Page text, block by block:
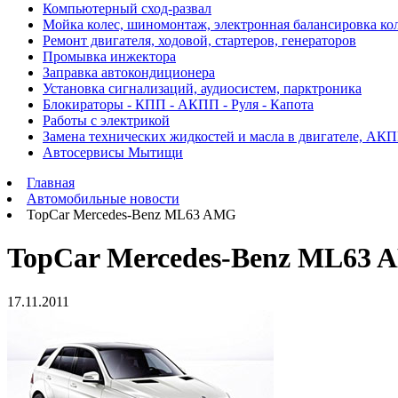
Компьютерный сход-развал
Мойка колес, шиномонтаж, электронная балансировка
Ремонт двигателя, ходовой, стартеров, генераторов
Промывка инжектора
Заправка автокондиционера
Установка сигнализаций, аудиосистем, парктроника
Блокираторы - КПП - АКПП - Руля - Капота
Работы с электрикой
Замена технических жидкостей и масла в двигателе,
Автосервисы Мытищи
Главная
Автомобильные новости
TopCar Mercedes-Benz ML63 AMG
TopCar Mercedes-Benz ML63
17.11.2011